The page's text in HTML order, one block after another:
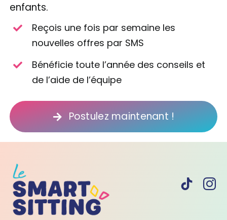
enfants.
Reçois une fois par semaine les
nouvelles offres par SMS
Bénéficie toute l’année des conseils et
de l’aide de l’équipe
Postulez maintenant !